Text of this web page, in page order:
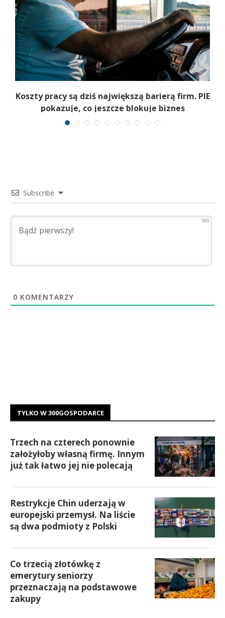
Koszty pracy są dziś największą barierą firm. PIE
pokazuje, co jeszcze blokuje biznes
Subscribe
500
0 KOMENTARZY
TYLKO W 300GOSPODARCE
Trzech na czterech ponownie
założyłoby własną firmę. Innym
już tak łatwo jej nie polecają
Restrykcje Chin uderzają w
europejski przemysł. Na liście
są dwa podmioty z Polski
Co trzecią złotówkę z
emerytury seniorzy
przeznaczają na podstawowe
zakupy